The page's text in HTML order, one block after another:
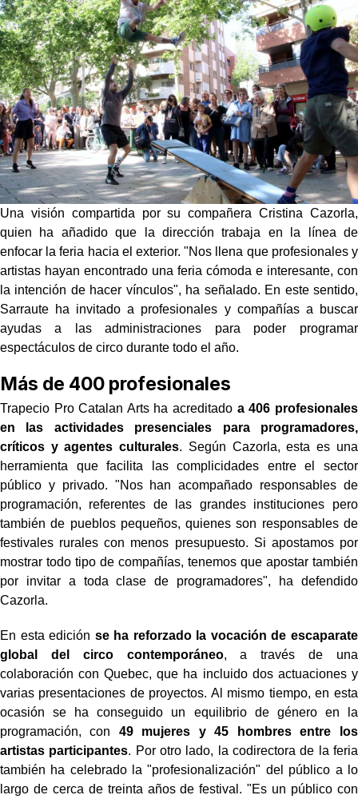
Una visión compartida por su compañera Cristina Cazorla,
quien ha añadido que la dirección trabaja en la línea de
enfocar la feria hacia el exterior. "Nos llena que profesionales y
artistas hayan encontrado una feria cómoda e interesante, con
la intención de hacer vínculos", ha señalado. En este sentido,
Sarraute ha invitado a profesionales y compañías a buscar
ayudas a las administraciones para poder programar
espectáculos de circo durante todo el año.
Más de 400 profesionales
Trapecio Pro Catalan Arts ha acreditado a 406 profesionales
en las actividades presenciales para programadores,
críticos y agentes culturales. Según Cazorla, esta es una
herramienta que facilita las complicidades entre el sector
público y privado. "Nos han acompañado responsables de
programación, referentes de las grandes instituciones pero
también de pueblos pequeños, quienes son responsables de
festivales rurales con menos presupuesto. Si apostamos por
mostrar todo tipo de compañías, tenemos que apostar también
por invitar a toda clase de programadores", ha defendido
Cazorla.
En esta edición se ha reforzado la vocación de escaparate
global del circo contemporáneo, a través de una
colaboración con Quebec, que ha incluido dos actuaciones y
varias presentaciones de proyectos. Al mismo tiempo, en esta
ocasión se ha conseguido un equilibrio de género en la
programación, con 49 mujeres y 45 hombres entre los
artistas participantes. Por otro lado, la codirectora de la feria
también ha celebrado la "profesionalización" del público a lo
largo de cerca de treinta años de festival. "Es un público con